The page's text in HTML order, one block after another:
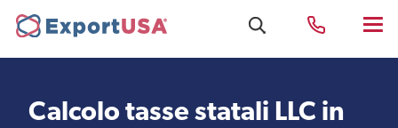
Calcolo tasse statali LLC in